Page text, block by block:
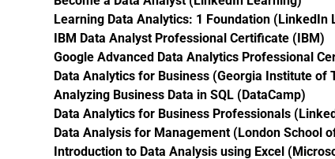
Learning Data Analytics: 1 Foundation (LinkedIn
IBM Data Analyst Professional Certificate (IBM)
Google Advanced Data Analytics Professional
Data Analytics for Business (Georgia Institute of
Analyzing Business Data in SQL (DataCamp)
Data Analytics for Business Professionals
Data Analysis for Management (London School
Introduction to Data Analysis using Excel